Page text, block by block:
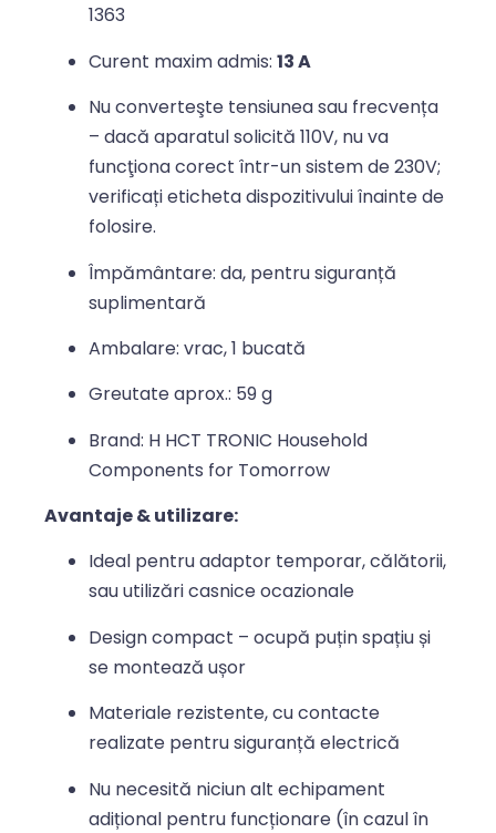
1363
Curent maxim admis: 13 A
Nu converteşte tensiunea sau frecvența
– dacă aparatul solicită 110V, nu va
funcţiona corect într-un sistem de 230V;
verificați eticheta dispozitivului înainte de
folosire.
Împământare: da, pentru siguranță
suplimentară
Ambalare: vrac, 1 bucată
Greutate aprox.: 59 g
Brand: H HCT TRONIC Household
Components for Tomorrow
Avantaje & utilizare:
Ideal pentru adaptor temporar, călătorii,
sau utilizări casnice ocazionale
Design compact – ocupă puțin spațiu și
se montează ușor
Materiale rezistente, cu contacte
realizate pentru siguranță electrică
Nu necesită niciun alt echipament
adițional pentru funcționare (în cazul în